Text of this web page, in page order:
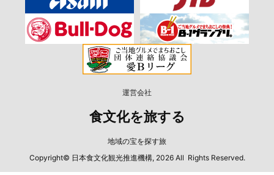
運営会社
食文化を旅する
地域の宝を探す旅
Copyright© 日本食文化観光推進機構, 2026 All Rights Reserved.